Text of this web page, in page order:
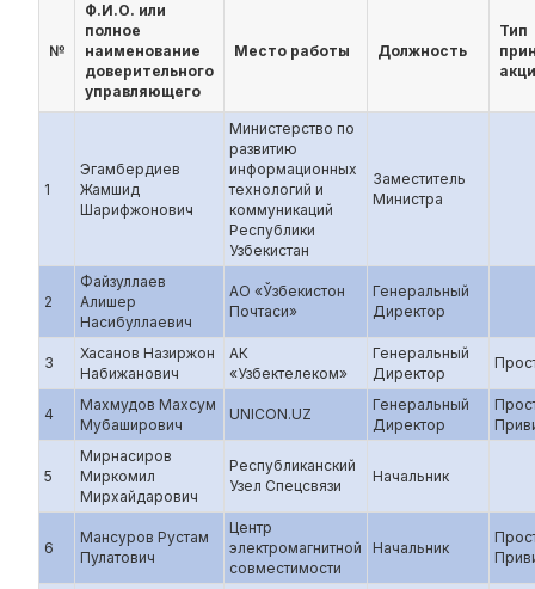
№
Ф.И.О. или
полное
наименование
доверительного
управляющего
Место работы Должность
Тип
1
Эгамбердиев
Жамшид
Шарифжонович
Министерство по
развитию
информационных
технологий и
коммуникаций
Республики
Узбекистан
Заместитель
Министра
2
Файзуллаев
Алишер
Насибуллаевич
АО «Ўзбекистон
Почтаси»
Генеральный
Директор
3
Хасанов Назиржон
Набижанович
АК
«Узбектелеком»
Генеральный
Директор
4
Махмудов Махсум
Мубаширович
UNICON.UZ
Генеральный
Директор
5
Мирнасиров
Миркомил
Мирхайдарович
Республиканский
Узел Спецсвязи
Начальник
6
Мансуров Рустам
Пулатович
Центр
электромагнитной
совместимости
Начальник